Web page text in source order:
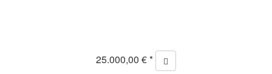
25.000,00 € *